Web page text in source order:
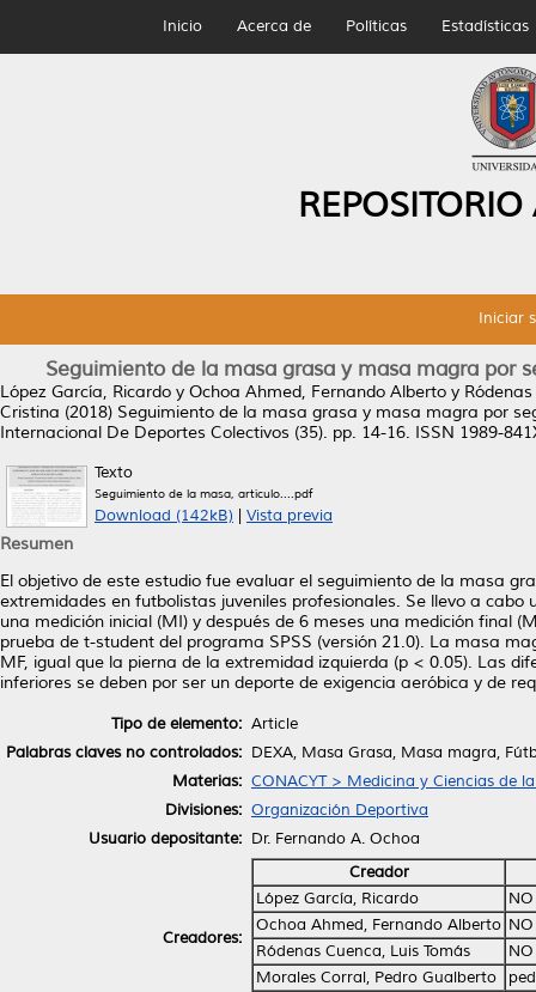
Inicio Acerca de Políticas Estadísticas
Iniciar
Seguimiento de la masa grasa y masa magra por
López García, Ricardo y Ochoa Ahmed, Fernando Alberto y
Cristina (2018) Seguimiento de la masa grasa y masa magra por
Internacional De Deportes Colectivos (35). pp. 14-16. ISSN 1989-
Texto
Seguimiento de la masa, artículo....pdf
Download (142kB) Vista previa
Resumen
El objetivo de este estudio fue evaluar el seguimiento de la masa
extremidades en futbolistas juveniles profesionales. Se llevo a
una medición inicial (MI) y después de 6 meses una medición final
prueba de t-student del programa SPSS (versión 21.0). La masa
MF, igual que la pierna de la extremidad izquierda (p < 0.05). Las
inferiores se deben por ser un deporte de exigencia aeróbica y de
Tipo de elemento: Article
Palabras claves no controlados: DEXA, Masa Grasa, Masa magra,
Materias: CONACYT > Medicina y Ciencias de
Divisiones: Organización Deportiva
Usuario depositante: Dr. Fernando A. Ochoa
Creadores:
Creador
López García, Ricardo
Ochoa Ahmed, Fernando Alberto
Ródenas Cuenca, Luis Tomás
Morales Corral, Pedro Gualberto